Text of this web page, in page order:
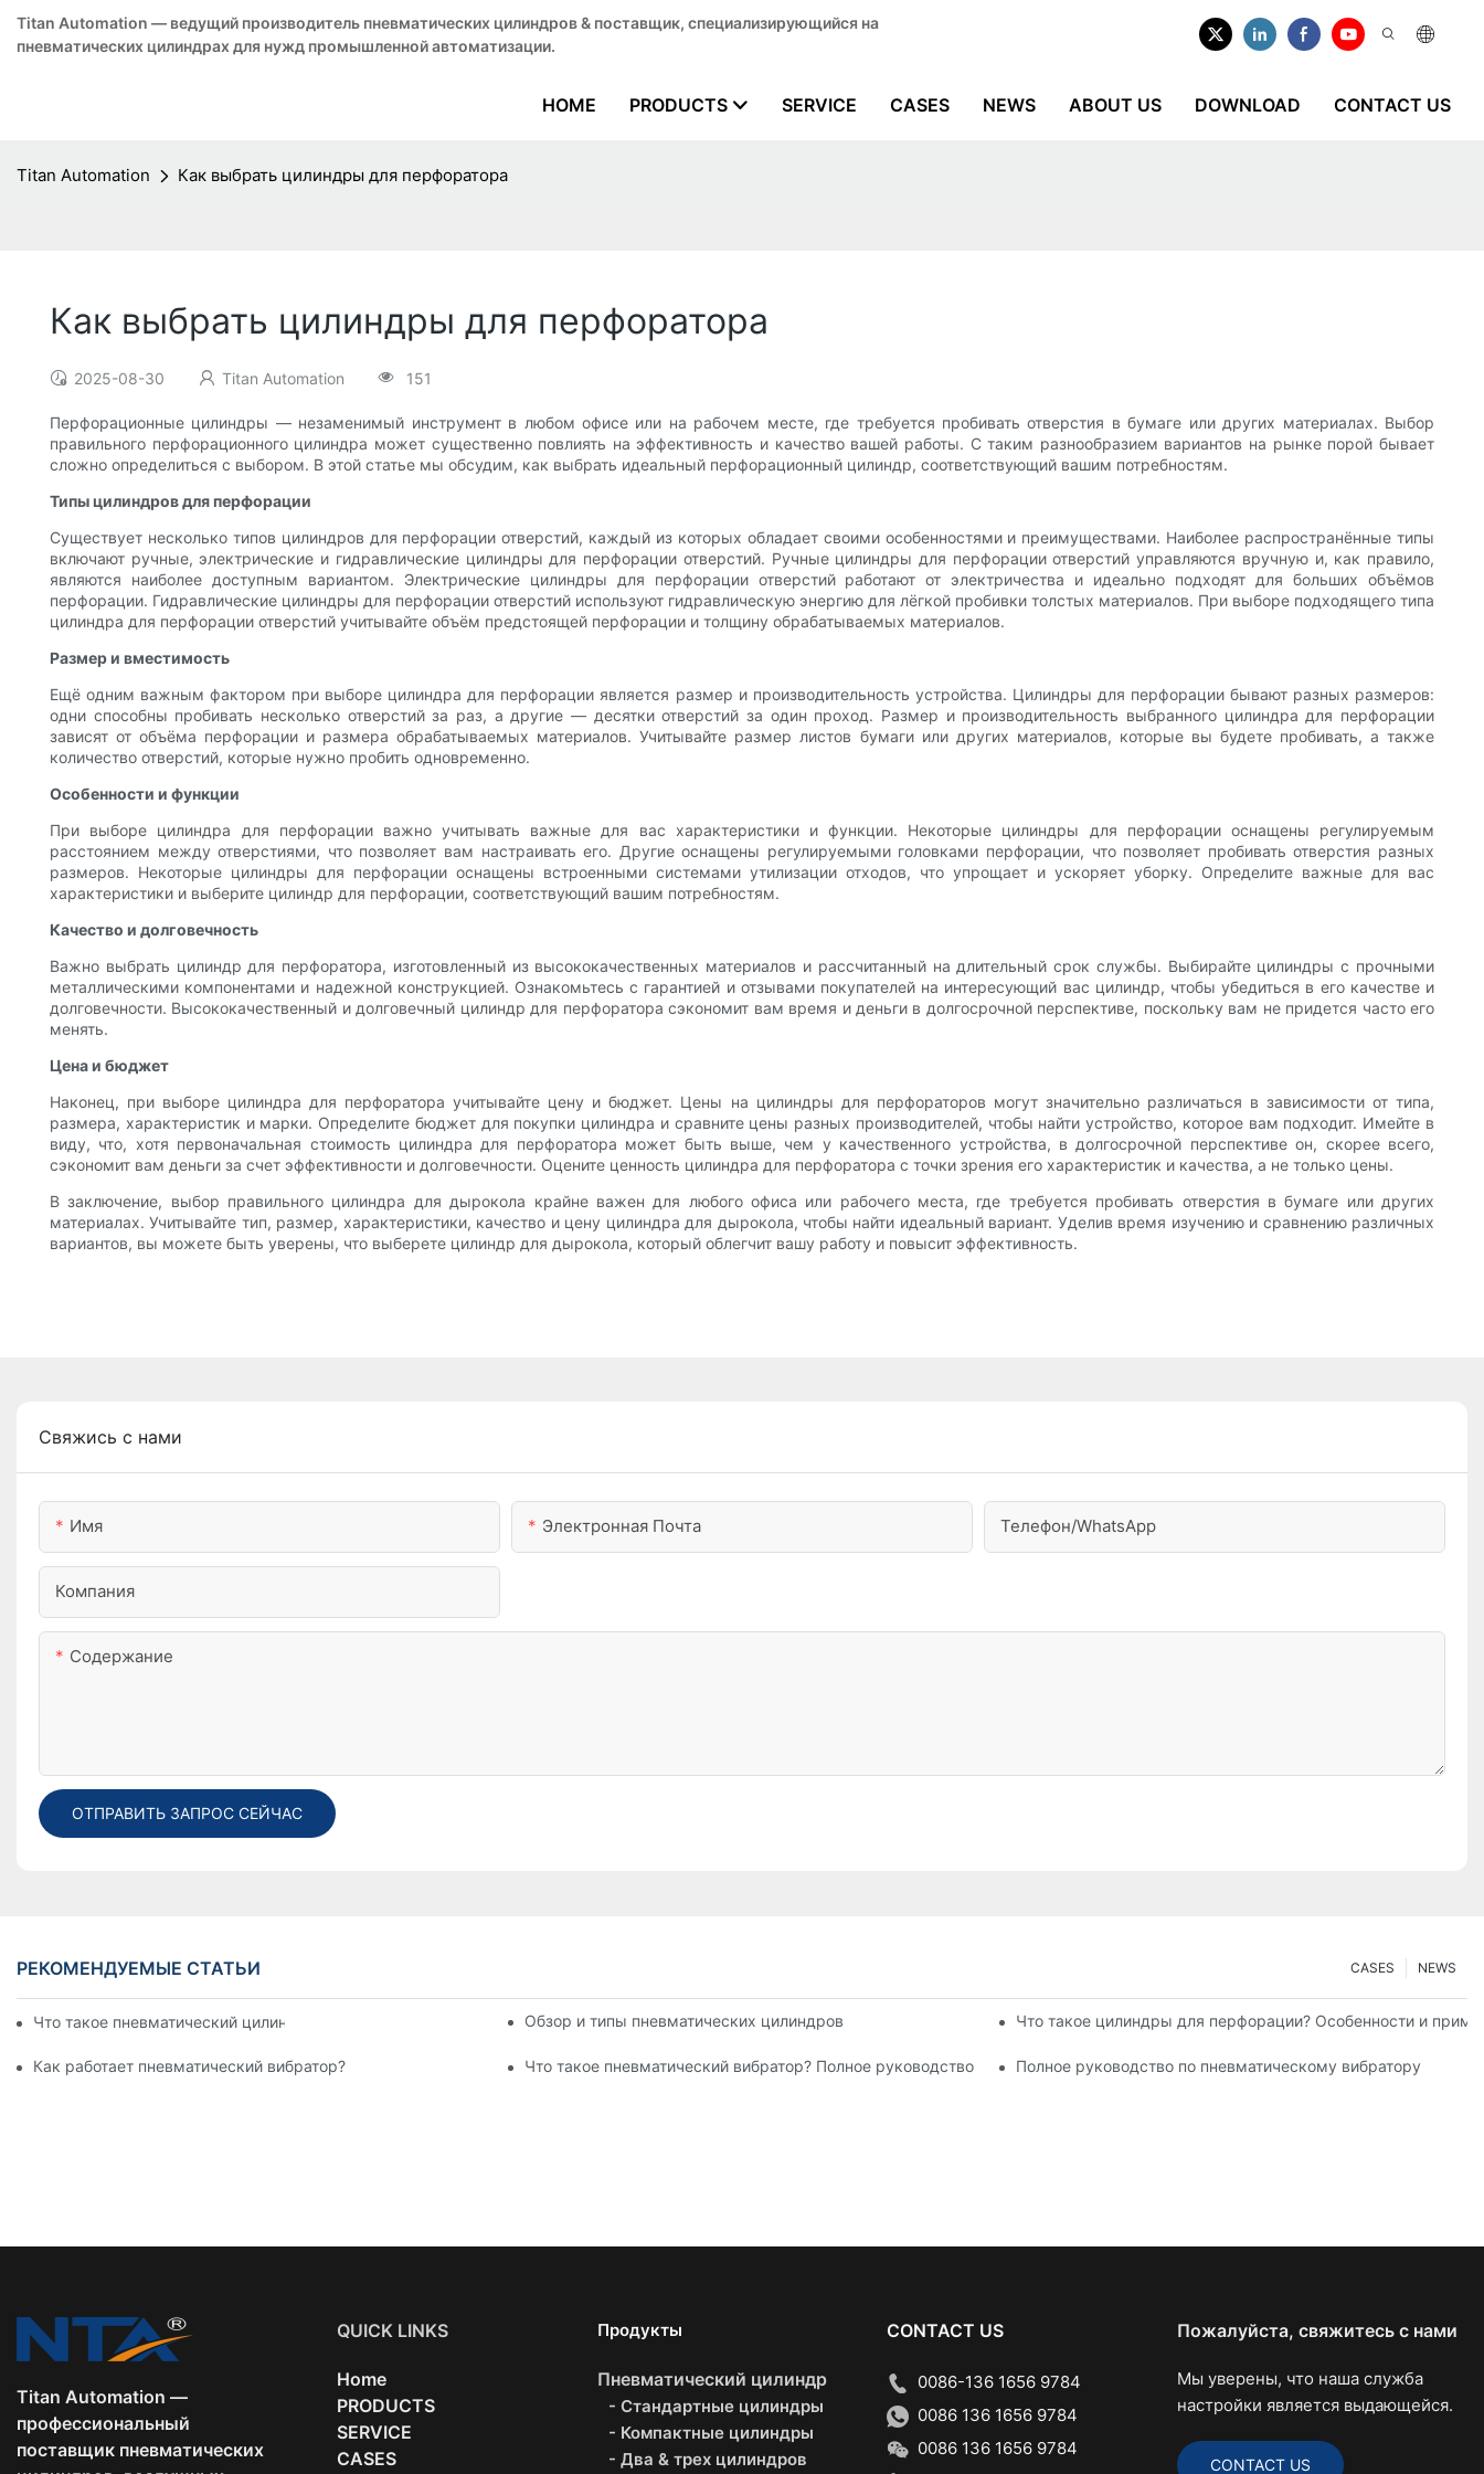
Titan Automation — ведущий производитель пневматических цилиндров & поставщик, специализирующийся на
пневматических цилиндрах для нужд промышленной автоматизации.
HOME PRODUCTS SERVICE CASES NEWS ABOUT US DOWNLOAD CONTACT US
Titan Automation Как выбрать цилиндры для перфоратора
Как выбрать цилиндры для перфоратора
2025-08-30 Titan Automation 151
Перфорационные цилиндры — незаменимый инструмент в любом офисе или на рабочем месте, где требуется пробивать отверстия в бумаге или других материалах. Выбор
правильного перфорационного цилиндра может существенно повлиять на эффективность и качество вашей работы. С таким разнообразием вариантов на рынке порой бывает
сложно определиться с выбором. В этой статье мы обсудим, как выбрать идеальный перфорационный цилиндр, соответствующий вашим потребностям.
Типы цилиндров для перфорации
Существует несколько типов цилиндров для перфорации отверстий, каждый из которых обладает своими особенностями и преимуществами. Наиболее распространённые типы
включают ручные, электрические и гидравлические цилиндры для перфорации отверстий. Ручные цилиндры для перфорации отверстий управляются вручную и, как правило,
являются наиболее доступным вариантом. Электрические цилиндры для перфорации отверстий работают от электричества и идеально подходят для больших объёмов
перфорации. Гидравлические цилиндры для перфорации отверстий используют гидравлическую энергию для лёгкой пробивки толстых материалов. При выборе подходящего типа
цилиндра для перфорации отверстий учитывайте объём предстоящей перфорации и толщину обрабатываемых материалов.
Размер и вместимость
Ещё одним важным фактором при выборе цилиндра для перфорации является размер и производительность устройства. Цилиндры для перфорации бывают разных размеров:
одни способны пробивать несколько отверстий за раз, а другие — десятки отверстий за один проход. Размер и производительность выбранного цилиндра для перфорации
зависят от объёма перфорации и размера обрабатываемых материалов. Учитывайте размер листов бумаги или других материалов, которые вы будете пробивать, а также
количество отверстий, которые нужно пробить одновременно.
Особенности и функции
При выборе цилиндра для перфорации важно учитывать важные для вас характеристики и функции. Некоторые цилиндры для перфорации оснащены регулируемым
расстоянием между отверстиями, что позволяет вам настраивать его. Другие оснащены регулируемыми головками перфорации, что позволяет пробивать отверстия разных
размеров. Некоторые цилиндры для перфорации оснащены встроенными системами утилизации отходов, что упрощает и ускоряет уборку. Определите важные для вас
характеристики и выберите цилиндр для перфорации, соответствующий вашим потребностям.
Качество и долговечность
Важно выбрать цилиндр для перфоратора, изготовленный из высококачественных материалов и рассчитанный на длительный срок службы. Выбирайте цилиндры с прочными
металлическими компонентами и надежной конструкцией. Ознакомьтесь с гарантией и отзывами покупателей на интересующий вас цилиндр, чтобы убедиться в его качестве и
долговечности. Высококачественный и долговечный цилиндр для перфоратора сэкономит вам время и деньги в долгосрочной перспективе, поскольку вам не придется часто его
менять.
Цена и бюджет
Наконец, при выборе цилиндра для перфоратора учитывайте цену и бюджет. Цены на цилиндры для перфораторов могут значительно различаться в зависимости от типа,
размера, характеристик и марки. Определите бюджет для покупки цилиндра и сравните цены разных производителей, чтобы найти устройство, которое вам подходит. Имейте в
виду, что, хотя первоначальная стоимость цилиндра для перфоратора может быть выше, чем у качественного устройства, в долгосрочной перспективе он, скорее всего,
сэкономит вам деньги за счет эффективности и долговечности. Оцените ценность цилиндра для перфоратора с точки зрения его характеристик и качества, а не только цены.
В заключение, выбор правильного цилиндра для дырокола крайне важен для любого офиса или рабочего места, где требуется пробивать отверстия в бумаге или других
материалах. Учитывайте тип, размер, характеристики, качество и цену цилиндра для дырокола, чтобы найти идеальный вариант. Уделив время изучению и сравнению различных
вариантов, вы можете быть уверены, что выберете цилиндр для дырокола, который облегчит вашу работу и повысит эффективность.
Свяжись с нами
Имя Электронная Почта Телефон/WhatsApp
Компания
Содержание
ОТПРАВИТЬ ЗАПРОС СЕЙЧАС
РЕКОМЕНДУЕМЫЕ СТАТЬИ NEWS
CASES
Что такое пневматический цилиндр? Типы, компоненты и процессыОбзор и типы пневматических цилиндров Что такое цилиндры для перфорации? Особенности и
Как работает пневматический вибратор? Что такое пневматический вибратор? Полное руководство по пневматическим системамПолное руководство по пневматическому вибратору
Titan Automation —
профессиональный
поставщик пневматических
QUICK LINKS
Home
PRODUCTS
SERVICE
CASES
Продукты
Пневматический цилиндр
- Стандартные цилиндры
- Компактные цилиндры
- Два & трех цилиндров
CONTACT US
0086-136 1656 9784
0086 136 1656 9784
0086 136 1656 9784
Пожалуйста, свяжитесь с нами
Мы уверены, что наша служба
настройки является выдающейся.
CONTACT US